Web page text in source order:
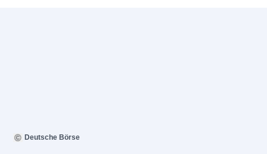
Deutsche Börse